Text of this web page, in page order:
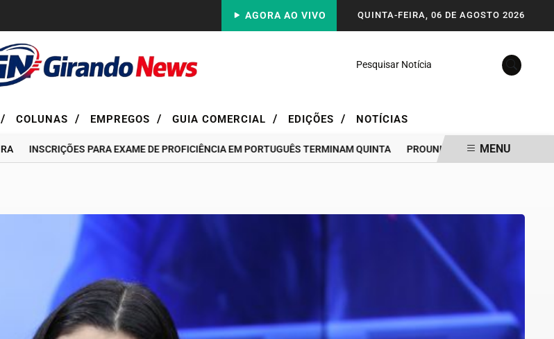
QUINTA-FEIRA, 06 DE AGOSTO 2026
AGORA AO VIVO
Pesquisar Notícia
/ COLUNAS / EMPREGOS / GUIA COMERCIAL / EDIÇÕES / NOTÍCIAS
INSCRIÇÕES PARA EXAME DE PROFICIÊNCIA EM PORTUGUÊS TERMINAM QUINTA PROUNI 2026: DIVULGADOMENU